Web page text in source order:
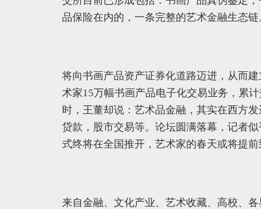
品保险在内的，一条完整的艺术金融生态链
将向书画产品资产证券化道路迈进，从而
术家15万幅书画产品电子化交易业务，累
时，王董却说：艺术品金融，其实在西方
贷款，股市交易等。论坛圆满落幕，记者
式终将在全国推开，艺术家的春天或将提前
来自金融、文化产业、艺术收藏、高校、